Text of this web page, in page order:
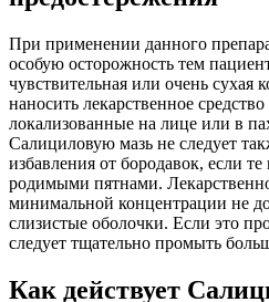
При применении данного
особую осторожность тем
чувствительная или очень сухая
наносить лекарственное
локализованные на лице или в
Салициловую мазь не следует
избавления от бородавок, если
родимыми пятнами.
минимальной концентрации не
слизистые оболочки. Если это
следует тщательно промыть
Как действует